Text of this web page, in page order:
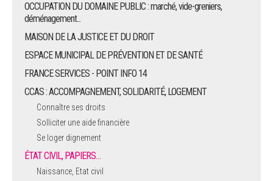
OCCUPATION DU DOMAINE PUBLIC : marché, vide-greniers,
déménagement...
MAISON DE LA JUSTICE ET DU DROIT
ESPACE MUNICIPAL DE PRÉVENTION ET DE SANTÉ
FRANCE SERVICES - POINT INFO 14
CCAS : ACCOMPAGNEMENT, SOLIDARITÉ, LOGEMENT
Connaître ses droits
Solliciter une aide financière
Se loger dignement
ÉTAT CIVIL, PAPIERS…
Naissance, Etat civil